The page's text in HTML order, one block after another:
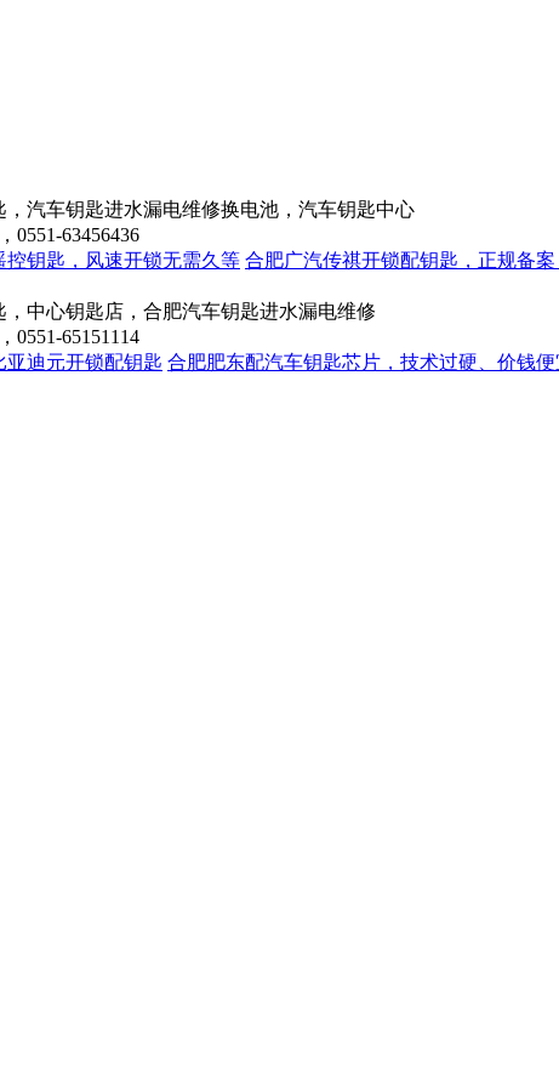
，汽车钥匙进水漏电维修换电池，汽车钥匙中心
0551-63456436
控钥匙，风速开锁无需久等 合肥广汽传祺开锁配钥匙，正规备
中心钥匙店，合肥汽车钥匙进水漏电维修
0551-65151114
迪元开锁配钥匙 合肥肥东配汽车钥匙芯片，技术过硬、价钱便